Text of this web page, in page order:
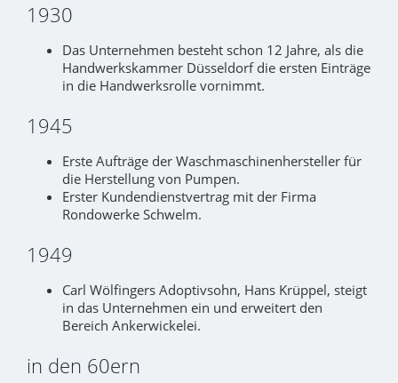
1930
Das Unternehmen besteht schon 12 Jahre, als die
Handwerkskammer Düsseldorf die ersten Einträge
in die Handwerksrolle vornimmt.
1945
Erste Aufträge der Waschmaschinenhersteller für
die Herstellung von Pumpen.
Erster Kundendienstvertrag mit der Firma
Rondowerke Schwelm.
1949
Carl Wölfingers Adoptivsohn, Hans Krüppel, steigt
in das Unternehmen ein und erweitert den
Bereich Ankerwickelei.
in den 60ern